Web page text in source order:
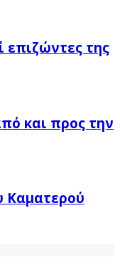
επιζώντες της
και προς την
Καματερού